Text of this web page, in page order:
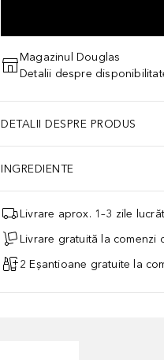
Magazinul Douglas
Detalii despre
DETALII DESPRE PRODUS
INGREDIENTE
Livrare aprox. 1–3 zile
Livrare gratuită la comenzi
2 Eșantioane gratuite la